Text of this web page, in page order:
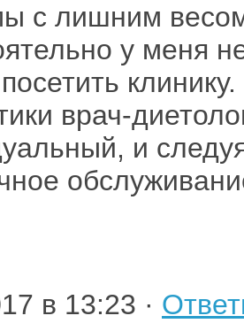
с лишним
у меня
врач-
и
в 13:23 ·